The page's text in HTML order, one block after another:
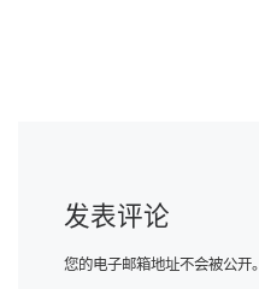
发表评论
您的电子邮箱地址不会被公开。